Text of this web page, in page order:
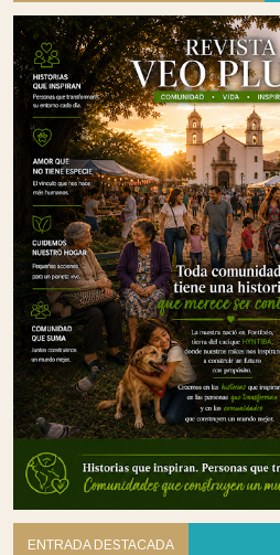
ENTRADA DESTACADA